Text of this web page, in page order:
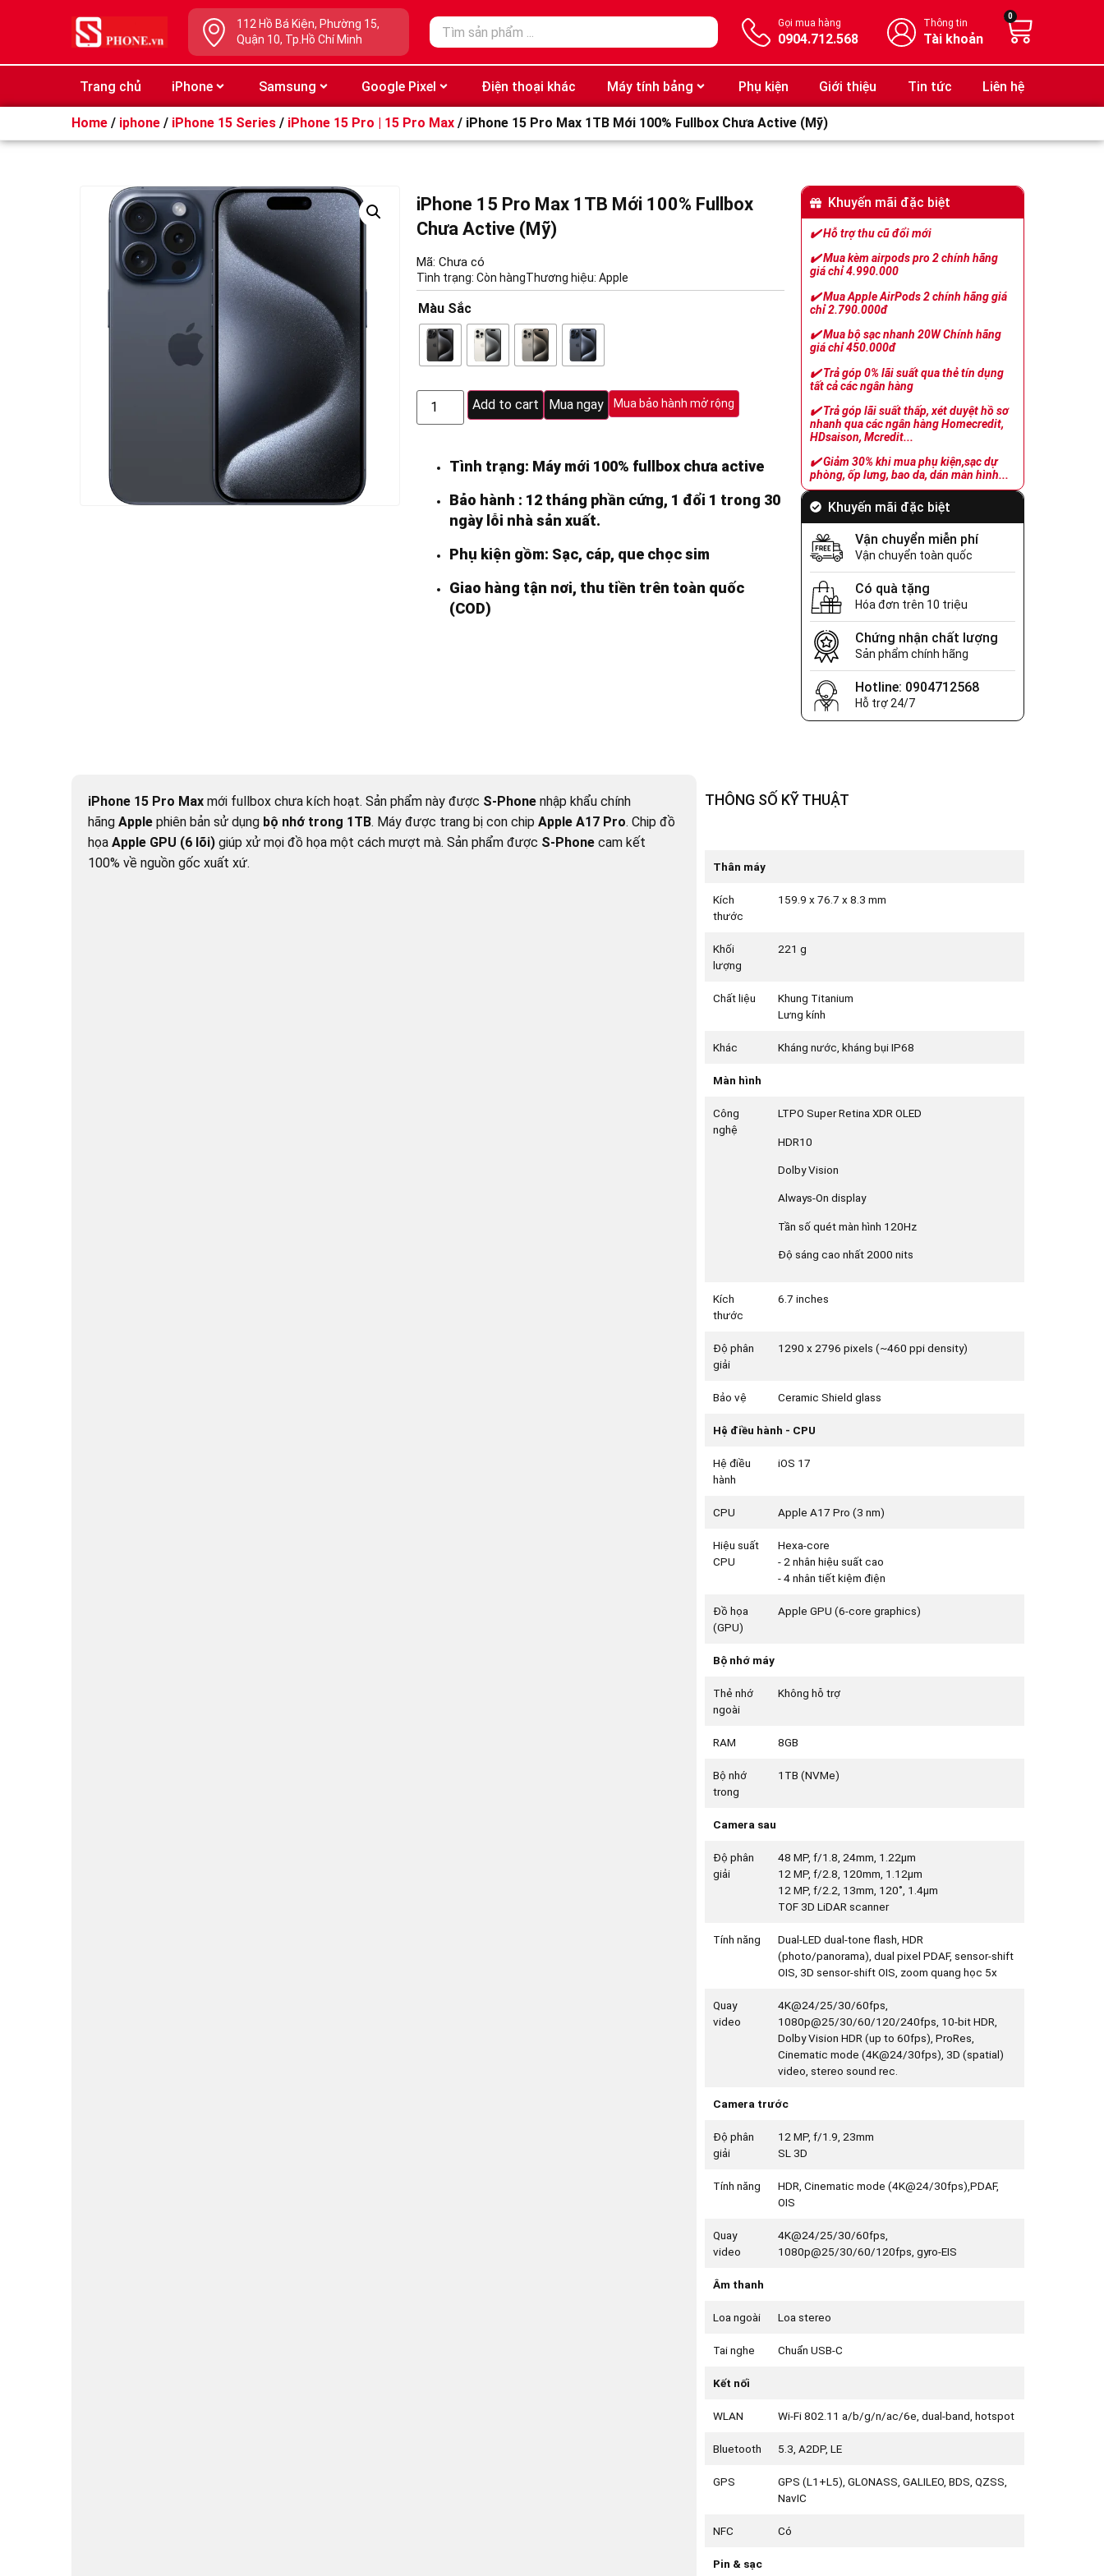
112 Hồ Bá Kiện, Phường 15,
Quận 10, Tp.Hồ Chí Minh
Gọi mua hàng
0904.712.568
Thông tin
Tài khoản
0
Trang chủ iPhone Samsung Google Pixel Điện thoại khác Máy tính bảng Phụ kiện Giới thiệu Tin tức Liên hệ
Home / iphone / iPhone 15 Series / iPhone 15 Pro | 15 Pro Max / iPhone 15 Pro Max 1TB Mới 100% Fullbox Chưa Active (Mỹ)
iPhone 15 Pro Max 1TB Mới 100% Fullbox
Chưa Active (Mỹ)
Mã: Chưa có
Tình trạng: Còn hàngThương hiệu: Apple
Màu Sắc
Add to cart Mua ngay Mua bảo hành mở rộng
Tình trạng: Máy mới 100% fullbox chưa active
Bảo hành : 12 tháng phần cứng, 1 đổi 1 trong 30
ngày lỗi nhà sản xuất.
Phụ kiện gồm: Sạc, cáp, que chọc sim
Giao hàng tận nơi, thu tiền trên toàn quốc
(COD)
Khuyến mãi đặc biệt
✔️Hỗ trợ thu cũ đổi mới
✔️Mua kèm airpods pro 2 chính hãng
giá chỉ 4.990.000
✔️Mua Apple AirPods 2 chính hãng giá
chỉ 2.790.000đ
✔️Mua bộ sạc nhanh 20W Chính hãng
giá chỉ 450.000đ
✔️Trả góp 0% lãi suất qua thẻ tín dụng
tất cả các ngân hàng
✔️Trả góp lãi suất thấp, xét duyệt hồ sơ
nhanh qua các ngân hàng Homecredit,
HDsaison, Mcredit...
✔️Giảm 30% khi mua phụ kiện,sạc dự
phòng, ốp lưng, bao da, dán màn hình...
Khuyến mãi đặc biệt
Vận chuyển miễn phí
Vận chuyển toàn quốc
Có quà tặng
Hóa đơn trên 10 triệu
Chứng nhận chất lượng
Sản phẩm chính hãng
Hotline: 0904712568
Hỗ trợ 24/7
iPhone 15 Pro Max mới fullbox chưa kích hoạt. Sản phẩm này được S-Phone nhập khẩu chính
hãng Apple phiên bản sử dụng bộ nhớ trong 1TB. Máy được trang bị con chip Apple A17 Pro. Chip đồ
họa Apple GPU (6 lõi) giúp xử mọi đồ họa một cách mượt mà. Sản phẩm được S-Phone cam kết
100% về nguồn gốc xuất xứ.
THÔNG SỐ KỸ THUẬT
Thân máy
Kích
thước
159.9 x 76.7 x 8.3 mm
Khối
lượng
221 g
Chất liệu
Khung Titanium
Lưng kính
Khác Kháng nước, kháng bụi IP68
Màn hình
Công
nghệ
LTPO Super Retina XDR OLED
HDR10
Dolby Vision
Always-On display
Tần số quét màn hình 120Hz
Độ sáng cao nhất 2000 nits
Kích
thước
6.7 inches
Độ phân
giải
1290 x 2796 pixels (~460 ppi density)
Bảo vệ Ceramic Shield glass
Hệ điều hành - CPU
Hệ điều
hành
iOS 17
CPU Apple A17 Pro (3 nm)
Hiệu suất
CPU
Hexa-core
- 2 nhân hiệu suất cao
- 4 nhân tiết kiệm điện
Đồ họa
(GPU)
Apple GPU (6-core graphics)
Bộ nhớ máy
Thẻ nhớ
ngoài
Không hỗ trợ
RAM 8GB
Bộ nhớ
trong
1TB (NVMe)
Camera sau
Độ phân
giải
48 MP, f/1.8, 24mm, 1.22µm
12 MP, f/2.8, 120mm, 1.12µm
12 MP, f/2.2, 13mm, 120˚, 1.4µm
TOF 3D LiDAR scanner
Tính năng
Dual-LED dual-tone flash, HDR
(photo/panorama), dual pixel PDAF, sensor-shift
OIS, 3D sensor‑shift OIS, zoom quang học 5x
Quay
video
4K@24/25/30/60fps,
1080p@25/30/60/120/240fps, 10-bit HDR,
Dolby Vision HDR (up to 60fps), ProRes,
Cinematic mode (4K@24/30fps), 3D (spatial)
video, stereo sound rec.
Camera trước
Độ phân
giải
12 MP, f/1.9, 23mm
SL 3D
Tính năng
HDR, Cinematic mode (4K@24/30fps),PDAF,
OIS
Quay
video
4K@24/25/30/60fps,
1080p@25/30/60/120fps, gyro-EIS
Âm thanh
Loa ngoài Loa stereo
Tai nghe Chuẩn USB-C
Kết nối
WLAN Wi-Fi 802.11 a/b/g/n/ac/6e, dual-band, hotspot
Bluetooth 5.3, A2DP, LE
GPS
GPS (L1+L5), GLONASS, GALILEO, BDS, QZSS,
NavIC
NFC Có
Pin & sạc